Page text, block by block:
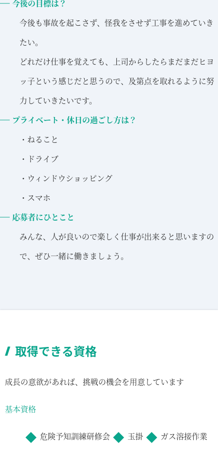
今後の目標は？
今後も事故を起こさず、怪我をさせず工事を進めていき
たい。
どれだけ仕事を覚えても、上司からしたらまだまだヒヨ
ッ子という感じだと思うので、及第点を取れるように努
力していきたいです。
プライベート・休日の過ごし方は？
・ねること
・ドライブ
・ウィンドウショッピング
・スマホ
応募者にひとこと
みんな、人が良いので楽しく仕事が出来ると思いますの
で、ぜひ一緒に働きましょう。
取得できる資格
成長の意欲があれば、挑戦の機会を用意しています
基本資格
危険予知訓練研修会 玉掛
ガス溶接作業